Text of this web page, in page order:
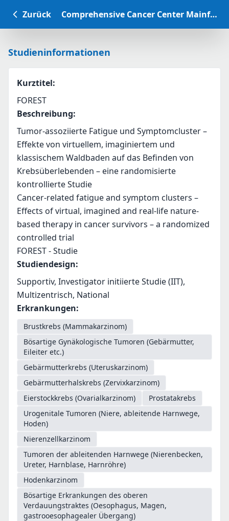
Zurück Comprehensive Cancer Center Mainfranken Studiendatenbank
Studieninformationen
Kurztitel:
FOREST
Beschreibung:
Tumor-assoziierte Fatigue und Symptomcluster –
Effekte von virtuellem, imaginiertem und
klassischem Waldbaden auf das Befinden von
Krebsüberlebenden – eine randomisierte
kontrollierte Studie
Cancer-related fatigue and symptom clusters –
Effects of virtual, imagined and real-life nature-
based therapy in cancer survivors – a randomized
controlled trial
FOREST - Studie
Studiendesign:
Supportiv, Investigator initiierte Studie (IIT),
Multizentrisch, National
Erkrankungen:
Brustkrebs (Mammakarzinom)
Bösartige Gynäkologische Tumoren (Gebärmutter,
Eileiter etc.)
Gebärmutterkrebs (Uteruskarzinom)
Gebärmutterhalskrebs (Zervixkarzinom)
Eierstockkrebs (Ovarialkarzinom)
Prostatakrebs
Urogenitale Tumoren (Niere, ableitende Harnwege,
Hoden)
Nierenzellkarzinom
Tumoren der ableitenden Harnwege (Nierenbecken,
Ureter, Harnblase, Harnröhre)
Hodenkarzinom
Bösartige Erkrankungen des oberen
Verdauungstraktes (Oesophagus, Magen,
gastrooesophagealer Übergang)